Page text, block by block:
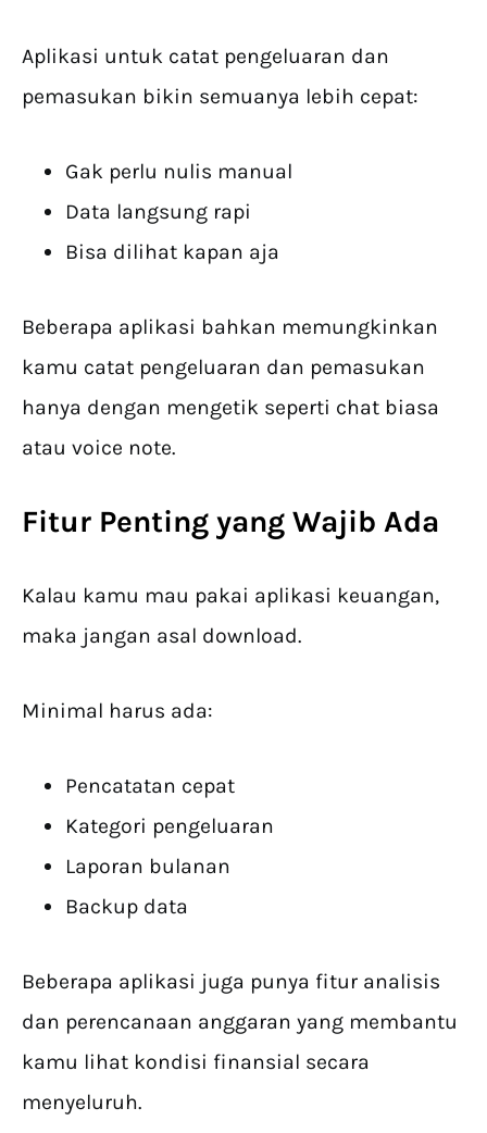
Aplikasi untuk catat pengeluaran dan
pemasukan bikin semuanya lebih cepat:
Gak perlu nulis manual
Data langsung rapi
Bisa dilihat kapan aja
Beberapa aplikasi bahkan memungkinkan
kamu catat pengeluaran dan pemasukan
hanya dengan mengetik seperti chat biasa
atau voice note.
Fitur Penting yang Wajib Ada
Kalau kamu mau pakai aplikasi keuangan,
maka jangan asal download.
Minimal harus ada:
Pencatatan cepat
Kategori pengeluaran
Laporan bulanan
Backup data
Beberapa aplikasi juga punya fitur analisis
dan perencanaan anggaran yang membantu
kamu lihat kondisi finansial secara
menyeluruh.